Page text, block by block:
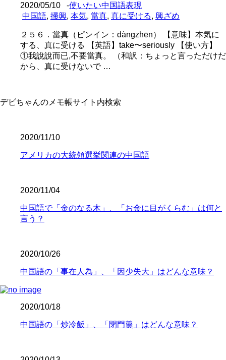
2020/05/10 -使いたい中国語表現
中国語, 掃興, 本気, 當真, 真に受ける, 興ざめ
２５６．當真（ピンイン：dàngzhēn） 【意味】本気に
する、真に受ける 【英語】take〜seriously 【使い方】
①我說說而已,不要當真。 （和訳：ちょっと言っただけだ
から、真に受けないで …
デビちゃんのメモ帳サイト内検索
2020/11/10
アメリカの大統領選挙関連の中国語
2020/11/04
中国語で「金のなる木」、「お金に目がくらむ」は何と
言う？
2020/10/26
中国語の「事在人為」、「因少失大」はどんな意味？
2020/10/18
中国語の「炒冷飯」、「閉門羹」はどんな意味？